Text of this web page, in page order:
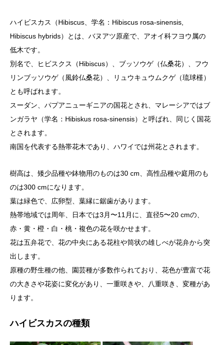
ハイビスカス（Hibiscus、学名：Hibiscus rosa-sinensis,
Hibiscus hybrids）とは、バヌアツ原産で、アオイ科フヨウ属の
低木です。
別名で、ヒビスクス（Hibiscus）、ブッソウゲ（仏桑花）、フウ
リンブッソウゲ（風鈴仏桑花）、リュウキュウムクゲ（琉球槿）
とも呼ばれます。
スーダン、パプアニューギニアの国花とされ、マレーシアではブ
ンガラヤ（学名：Hibiskus rosa-sinensis）と呼ばれ、同じく国花
とされます。
南国を代表する熱帯花木であり、ハワイでは州花とされます。
樹高は、矮少品種や鉢物用のものは30 cm、高性品種や庭用のも
のは300 cmになります。
葉は緑色で、広卵型、葉縁に鋸歯があります。
熱帯地域では周年、日本では3月〜11月に、直径5〜20 cmの、
赤・黄・橙・白・桃・複色の花を咲かせます。
花は五弁花で、花の中央にある花柱や筒状の雄しべが花弁から突
出します。
原種の野生種の他、園芸種が多数作られており、花色が豊富で花
の大きさや花姿に変化があり、一重咲きや、八重咲き、変種があ
ります。
ハイビスカスの種類